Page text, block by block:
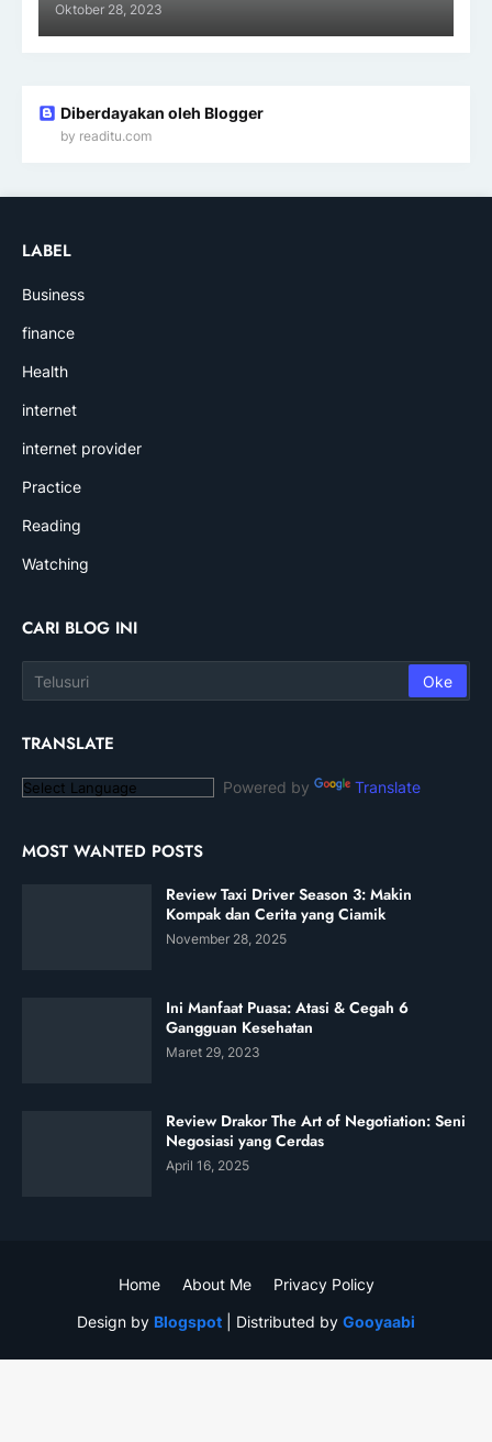
Oktober 28, 2023
Diberdayakan oleh Blogger
by readitu.com
LABEL
Business
finance
Health
internet
internet provider
Practice
Reading
Watching
CARI BLOG INI
TRANSLATE
Powered by Translate
MOST WANTED POSTS
Review Taxi Driver Season 3: Makin
Kompak dan Cerita yang Ciamik
November 28, 2025
Ini Manfaat Puasa: Atasi & Cegah 6
Gangguan Kesehatan
Maret 29, 2023
Review Drakor The Art of Negotiation: Seni
Negosiasi yang Cerdas
April 16, 2025
Design by Blogspot | Distributed by Gooyaabi
Home About Me Privacy Policy